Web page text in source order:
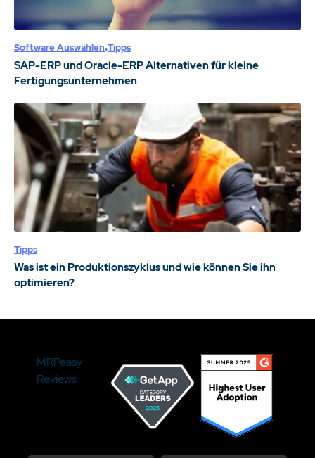
Software Auswählen Tipps
SAP-ERP und Oracle-ERP Alternativen für kleine
Fertigungsunternehmen
Tipps
Was ist ein Produktionszyklus und wie können Sie ihn
optimieren?
MRPeasy
Reviews